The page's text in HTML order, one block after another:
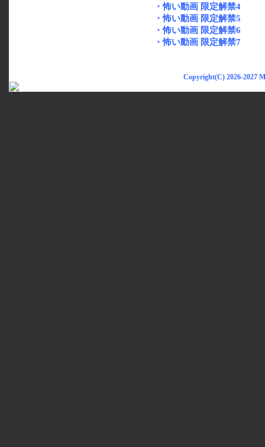
・怖い動画 限定解禁4
・怖い動画 限定解禁5
・怖い動画 限定解禁6
・怖い動画 限定解禁7
Copyright(C) 2026-2027